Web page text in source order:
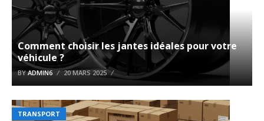
Comment choisir les jantes idéales pour votre
véhicule ?
BYADMIN6 20 MARS 2025
TRANSPORT